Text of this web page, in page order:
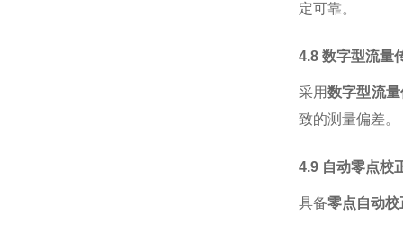
定可靠。
4.8 数字型流
采用数字型流
致的测量偏差。
4.9 自动零点
具备零点自动校